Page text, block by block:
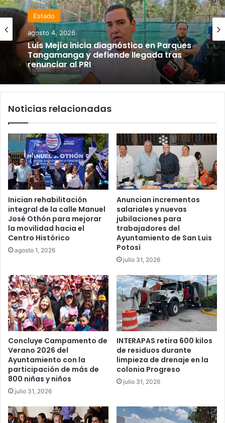
Estado
agosto 4, 2026
Luis Mejía inicia diagnóstico en Parques
Tangamanga y defiende llegada tras
renunciar al PRI
Noticias relacionadas
Inician rehabilitación
integral de la calle Manuel
José Othón para mejorar
la movilidad hacia el
Centro Histórico
agosto 1, 2026
Anuncian incrementos
salariales y nuevas
jubilaciones para
trabajadores del
Ayuntamiento de San Luis
Potosí
julio 31, 2026
Concluye Campamento de
Verano 2026 del
Ayuntamiento con la
participación de más de
800 niñas y niños
julio 31, 2026
INTERAPAS retira 600 kilos
de residuos durante
limpieza de drenaje en la
colonia Progreso
julio 31, 2026